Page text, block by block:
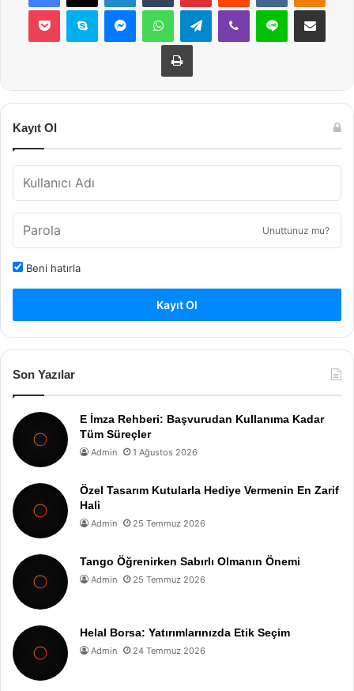
Pocket Skype MessengerWhatsAppTelegramViber Line E-Posta ile
Yazdır
Kayıt Ol
Unuttunuz mu?
Beni hatırla
Kayıt Ol
Son Yazılar
E İmza Rehberi: Başvurudan Kullanıma Kadar
Tüm Süreçler
Admin 1 Ağustos 2026
Özel Tasarım Kutularla Hediye Vermenin En Zarif
Hali
Admin 25 Temmuz 2026
Tango Öğrenirken Sabırlı Olmanın Önemi
Admin 25 Temmuz 2026
Helal Borsa: Yatırımlarınızda Etik Seçim
Admin 24 Temmuz 2026